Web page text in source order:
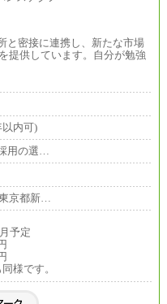
と密接に連携し、新たな市場
提供しています。自分が勉強
以内可)
用の選…
京都新…
予定
様です。